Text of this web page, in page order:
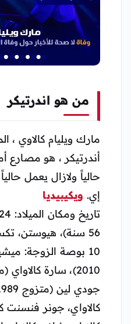
من هو اندرتيكر
مارك ويليام كالاوي ‏،
أندرتيكر ‏، هو
حالياً ولازال يعمل
إي. ويكيبيديا
10 بوصة الزوجة:
كالاواي، جونر فنسنت